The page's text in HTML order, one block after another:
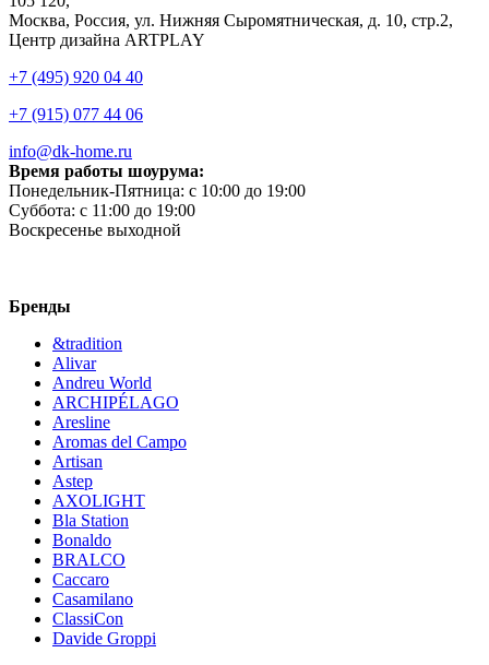
Москва, Россия, ул. Нижняя Сыромятническая, д. 10, стр.2,
Центр дизайна ARTPLAY
+7 (495) 920 04 40
+7 (915) 077 44 06
info@dk-home.ru
Время работы шоурума:
Понедельник-Пятница: c 10:00 до 19:00
Суббота: c 11:00 до 19:00
Воскресенье выходной
Бренды
&tradition
Alivar
Andreu World
ARCHIPÉLAGO
Aresline
Aromas del Campo
Artisan
Astep
AXOLIGHT
Bla Station
Bonaldo
BRALCO
Caccaro
Casamilano
ClassiCon
Davide Groppi